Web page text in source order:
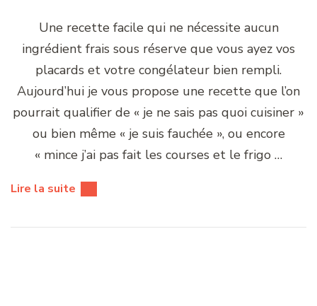
Une recette facile qui ne nécessite aucun
ingrédient frais sous réserve que vous ayez vos
placards et votre congélateur bien rempli.
Aujourd’hui je vous propose une recette que l’on
pourrait qualifier de « je ne sais pas quoi cuisiner »
ou bien même « je suis fauchée », ou encore
« mince j’ai pas fait les courses et le frigo …
Lire la suite